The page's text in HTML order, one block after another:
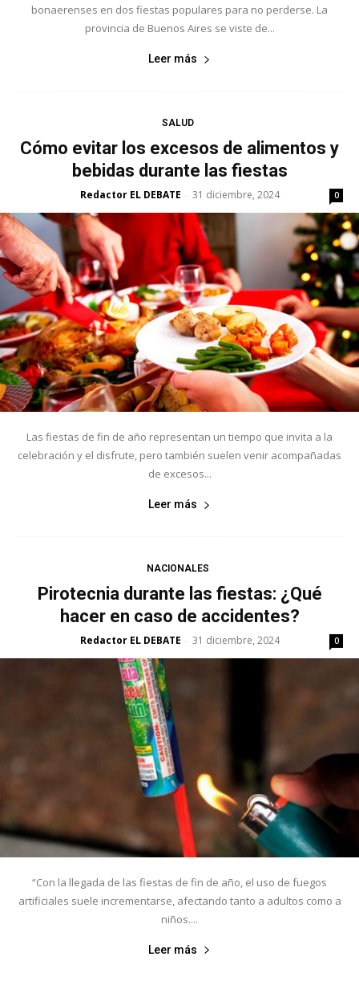
bonaerenses en dos fiestas populares para no perderse. La
provincia de Buenos Aires se viste de...
Leer más
SALUD
Cómo evitar los excesos de alimentos y
bebidas durante las fiestas
Redactor EL DEBATE - 31 diciembre, 2024 0
Las fiestas de fin de año representan un tiempo que invita a la
celebración y el disfrute, pero también suelen venir acompañadas
de excesos...
Leer más
NACIONALES
Pirotecnia durante las fiestas: ¿Qué
hacer en caso de accidentes?
Redactor EL DEBATE - 31 diciembre, 2024 0
“Con la llegada de las fiestas de fin de año, el uso de fuegos
artificiales suele incrementarse, afectando tanto a adultos como a
niños....
Leer más